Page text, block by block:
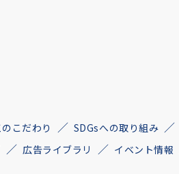
こだわり SDGsへの取り組み
広告ライブラリ イベント情報